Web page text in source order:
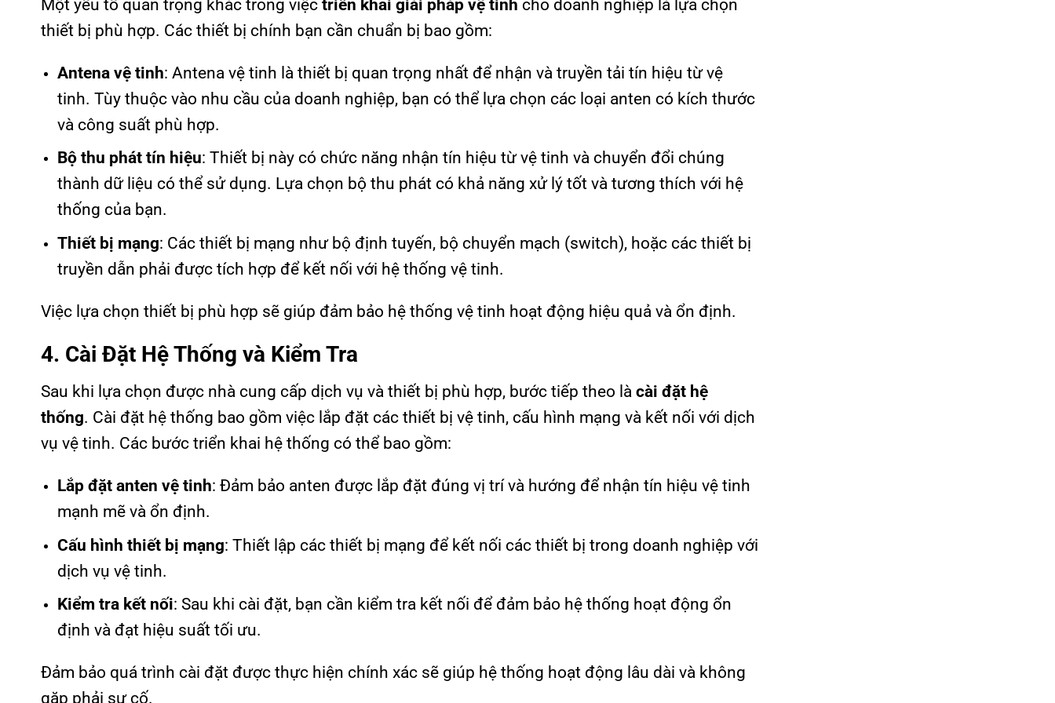
Một yếu tố quan trọng khác trong việc triển khai giải pháp vệ tinh cho doanh nghiệp là lựa chọn
thiết bị phù hợp. Các thiết bị chính bạn cần chuẩn bị bao gồm:
Antena vệ tinh: Antena vệ tinh là thiết bị quan trọng nhất để nhận và truyền tải tín hiệu từ vệ
tinh. Tùy thuộc vào nhu cầu của doanh nghiệp, bạn có thể lựa chọn các loại anten có kích thước
và công suất phù hợp.
Bộ thu phát tín hiệu: Thiết bị này có chức năng nhận tín hiệu từ vệ tinh và chuyển đổi chúng
thành dữ liệu có thể sử dụng. Lựa chọn bộ thu phát có khả năng xử lý tốt và tương thích với hệ
thống của bạn.
Thiết bị mạng: Các thiết bị mạng như bộ định tuyến, bộ chuyển mạch (switch), hoặc các thiết bị
truyền dẫn phải được tích hợp để kết nối với hệ thống vệ tinh.
Việc lựa chọn thiết bị phù hợp sẽ giúp đảm bảo hệ thống vệ tinh hoạt động hiệu quả và ổn định.
4. Cài Đặt Hệ Thống và Kiểm Tra
Sau khi lựa chọn được nhà cung cấp dịch vụ và thiết bị phù hợp, bước tiếp theo là cài đặt hệ
thống. Cài đặt hệ thống bao gồm việc lắp đặt các thiết bị vệ tinh, cấu hình mạng và kết nối với dịch
vụ vệ tinh. Các bước triển khai hệ thống có thể bao gồm:
Lắp đặt anten vệ tinh: Đảm bảo anten được lắp đặt đúng vị trí và hướng để nhận tín hiệu vệ tinh
mạnh mẽ và ổn định.
Cấu hình thiết bị mạng: Thiết lập các thiết bị mạng để kết nối các thiết bị trong doanh nghiệp với
dịch vụ vệ tinh.
Kiểm tra kết nối: Sau khi cài đặt, bạn cần kiểm tra kết nối để đảm bảo hệ thống hoạt động ổn
định và đạt hiệu suất tối ưu.
Đảm bảo quá trình cài đặt được thực hiện chính xác sẽ giúp hệ thống hoạt động lâu dài và không
gặp phải sự cố.